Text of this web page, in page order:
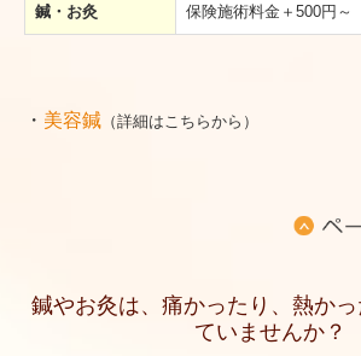
鍼・お灸 保険施術料金＋500円～
・ 美容鍼 （詳細はこちらから）
鍼やお灸は、痛かったり、熱か
ていませんか？